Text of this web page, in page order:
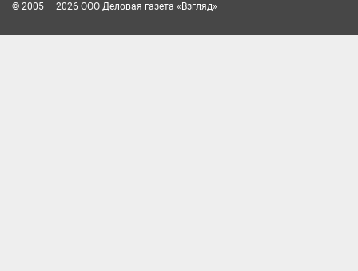
© 2005 — 2026 ООО Деловая газета «Взгляд»